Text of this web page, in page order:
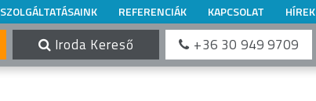
SZOLGÁLTATÁSAINK REFERENCIÁK KAPCSOLAT HÍREK
Iroda Kereső +36 30 949 9709